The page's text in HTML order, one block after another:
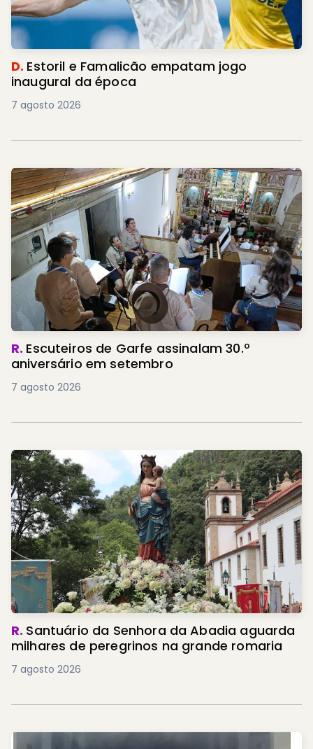
D. Estoril e Famalicão empatam jogo
inaugural da época
7 agosto 2026
R. Escuteiros de Garfe assinalam 30.º
aniversário em setembro
7 agosto 2026
R. Santuário da Senhora da Abadia aguarda
milhares de peregrinos na grande romaria
7 agosto 2026